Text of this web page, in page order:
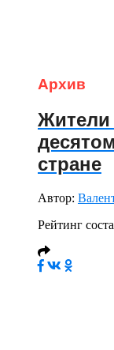
Архив
Жители
стране
Автор:
Рейтинг